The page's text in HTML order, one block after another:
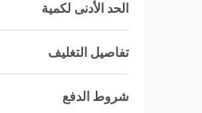
الحد الأدنى لكمية
تفاصيل التغليف
شروط الدفع